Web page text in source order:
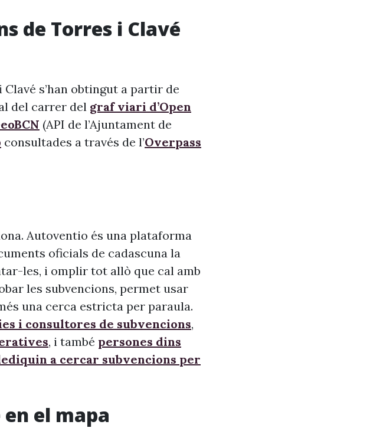
de Torres i Clavé
s’han obtingut a partir de
del carrer del graf viari d’Open
(API de l’Ajuntament de
consultades a través de l’Overpass
Autoventio és una plataforma
oficials de cadascuna la
les, i omplir tot allò que cal amb
les subvencions, permet usar
una cerca estricta per paraula.
i consultores de subvencions,
, i també persones dins
a cercar subvencions per
el mapa